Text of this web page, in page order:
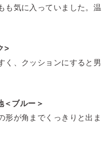
気に入っていました。温
>
、クッションにすると男
＜ブルー＞
が角までくっきりと出ま